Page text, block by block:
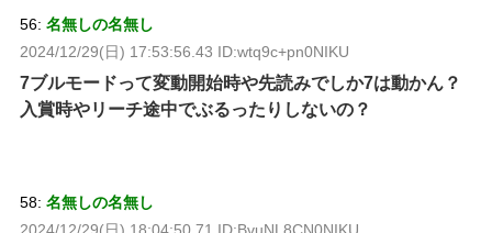
56: 名無しの名無し
2024/12/29(日) 17:53:56.43 ID:wtq9c+pn0NIKU
7ブルモードって変動開始時や先読みでしか7は動かん？
入賞時やリーチ途中でぶるったりしないの？
58: 名無しの名無し